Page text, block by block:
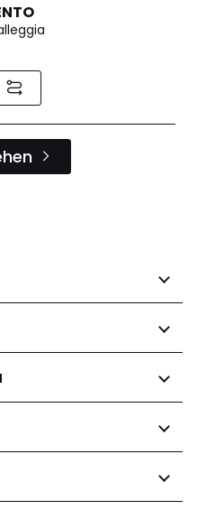
de Cayenne